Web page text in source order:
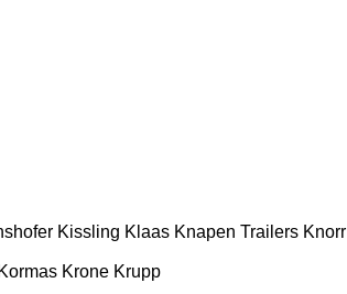
Kissling Klaas Knapen Trailers Knorr
Kormas Krone Krupp